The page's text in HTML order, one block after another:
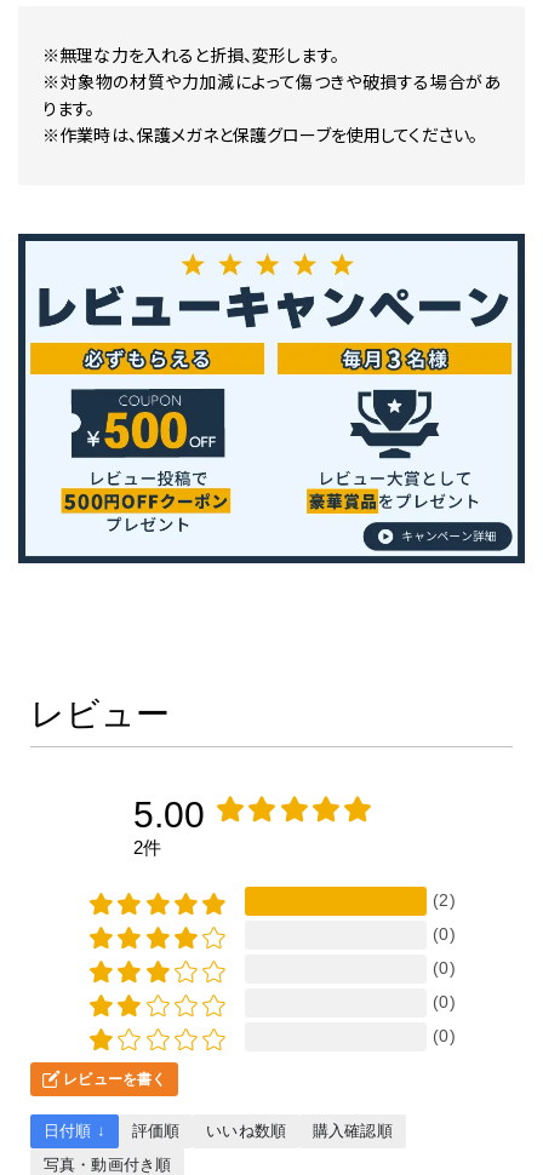
※無理な力を入れると折損、変形します。
※対象物の材質や力加減によって傷つきや破損する場合があ
ります。
※作業時は、保護メガネと保護グローブを使用してください。
レビュー
5.00
2件
(2)
(0)
(0)
(0)
(0)
レビューを書く
日付順 ↓ 評価順 いいね数順
購入確認順
写真・動画付き順